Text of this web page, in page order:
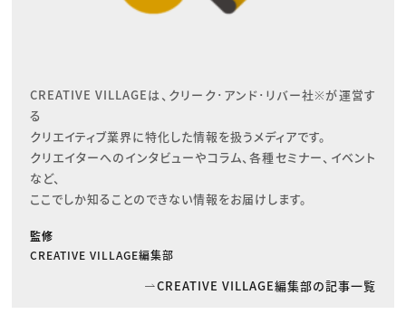
CREATIVE VILLAGEは、クリーク･アンド･リバー社※が運営す
る
クリエイティブ業界に特化した情報を扱うメディアです。
クリエイターへのインタビューやコラム、各種セミナー、イベント
など、
ここでしか知ることのできない情報をお届けします。
監修
CREATIVE VILLAGE編集部
CREATIVE VILLAGE編集部の記事一覧